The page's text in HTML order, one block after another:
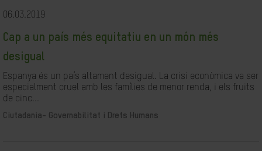
06.03.2019
Cap a un país més equitatiu en un món més
desigual
Espanya és un país altament desigual. La crisi econòmica va ser
especialment cruel amb les famílies de menor renda, i els fruits
de cinc...
Ciutadania- Governabilitat i Drets Humans